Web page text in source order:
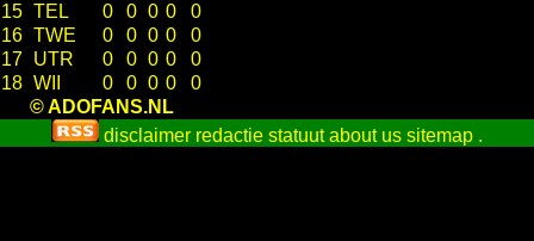
15 TEL 0 0 0 0
0
16 TWE 0 0 0 0
0
17 UTR 0 0 0 0
0
18 WII 0 0 0 0
0
© ADOFANS.NL
disclaimer redactie statuut about us sitemap .